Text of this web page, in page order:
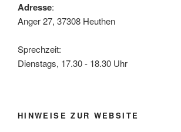
Adresse:
Anger 27, 37308 Heuthen
Sprechzeit:
Dienstags, 17.30 - 18.30 Uhr
HINWEISE ZUR WEBSITE